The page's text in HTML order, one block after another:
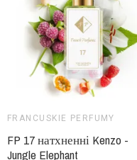
FRANCUSKIE PERFUMY
FP 17 натхненні Kenzo -
Jungle Elephant